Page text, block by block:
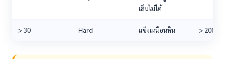
เล็บไม่ได้
> 30 Hard แข็งเหมือนหิน > 200.0